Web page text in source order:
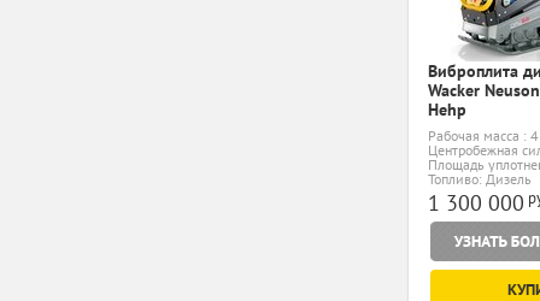
Виброплита
Wacker
Hehp
Рабочая масса :
Центробежная
Площадь
Топливо: Дизель
1 300 000